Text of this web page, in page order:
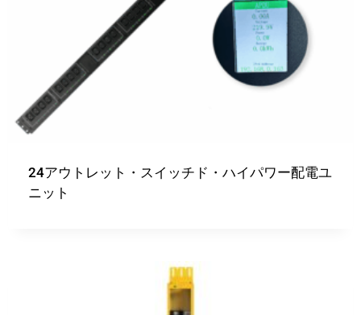
24アウトレット・スイッチド・ハイパワー配電ユ
ニット